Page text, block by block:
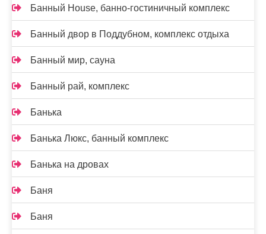
Банный House, банно-гостиничный комплекс
Банный двор в Поддубном, комплекс отдыха
Банный мир, сауна
Банный рай, комплекс
Банька
Банька Люкс, банный комплекс
Банька на дровах
Баня
Баня